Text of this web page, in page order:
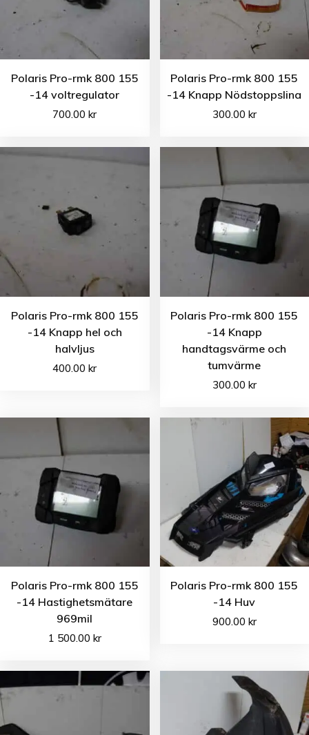
Polaris Pro-rmk 800 155
-14 voltregulator
700.00kr
Polaris Pro-rmk 800 155
-14 Knapp Nödstoppslina
300.00 kr
Polaris Pro-rmk 800 155
-14 Knapp hel och
halvljus
400.00kr
Polaris Pro-rmk 800 155
-14 Knapp
handtagsvärme och
tumvärme
300.00 kr
Polaris Pro-rmk 800 155
-14 Hastighetsmätare
969mil
1 500.00 kr
Polaris Pro-rmk 800 155
-14 Huv
900.00 kr